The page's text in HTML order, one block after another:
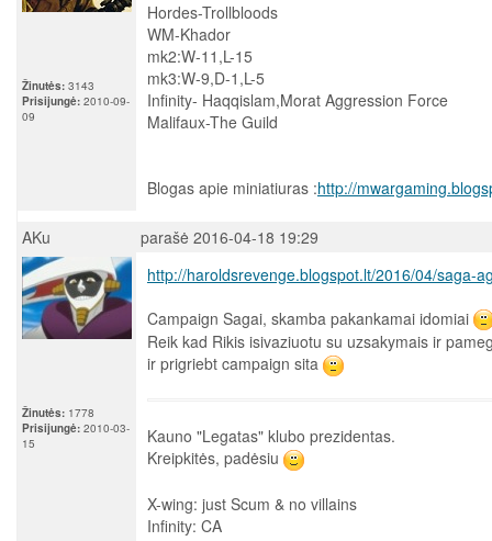
Žinutės: 3143
Prisijungė: 2010-09-
09
Hordes-Trollbloods
WM-Khador
mk2:W-11,L-15
mk3:W-9,D-1,L-5
Infinity- Haqqislam,Morat Aggression Force
Malifaux-The Guild
Blogas apie miniatiuras :http://
AKu parašė 2016-04-18 19:29
Žinutės: 1778
Prisijungė: 2010-03-
15
http://haroldsrevenge.blogspot.lt/2016/04/saga-
Campaign Sagai, skamba pakankamai idomiai
Reik kad Rikis isivaziuotu su uzsakymais ir
ir prigriebt campaign sita
Kauno "Legatas" klubo prezidentas.
Kreipkitės, padėsiu
X-wing: just Scum & no villains
Infinity: CA